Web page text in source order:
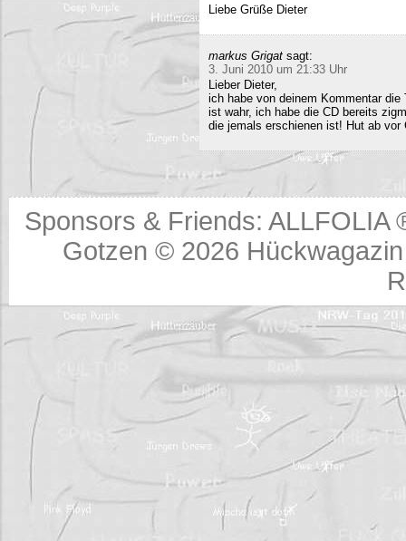
Liebe Grüße Dieter
markus Grigat sagt:
3. Juni 2010 um 21:33 Uhr
Lieber Dieter,
ich habe von deinem Kommentar
ist wahr, ich habe die CD bereits
die jemals erschienen ist! Hut ab vor
Sponsors & Friends:ALLFOLIA
Gotzen © 2026